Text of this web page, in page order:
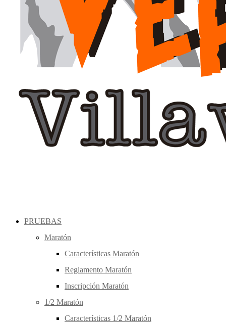
PRUEBAS
Maratón
Características Maratón
Reglamento Maratón
Inscripción Maratón
1/2 Maratón
Características 1/2 Maratón